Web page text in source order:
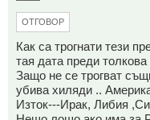
ОТГОВОР
Как са трогнати тези
тая дата преди
Защо не се трогват
убива хиляди ..
Изток---Ирак, Либия